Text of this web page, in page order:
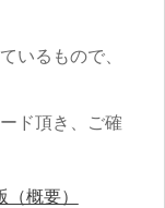
いるもので、
ド頂き、ご確
概要）